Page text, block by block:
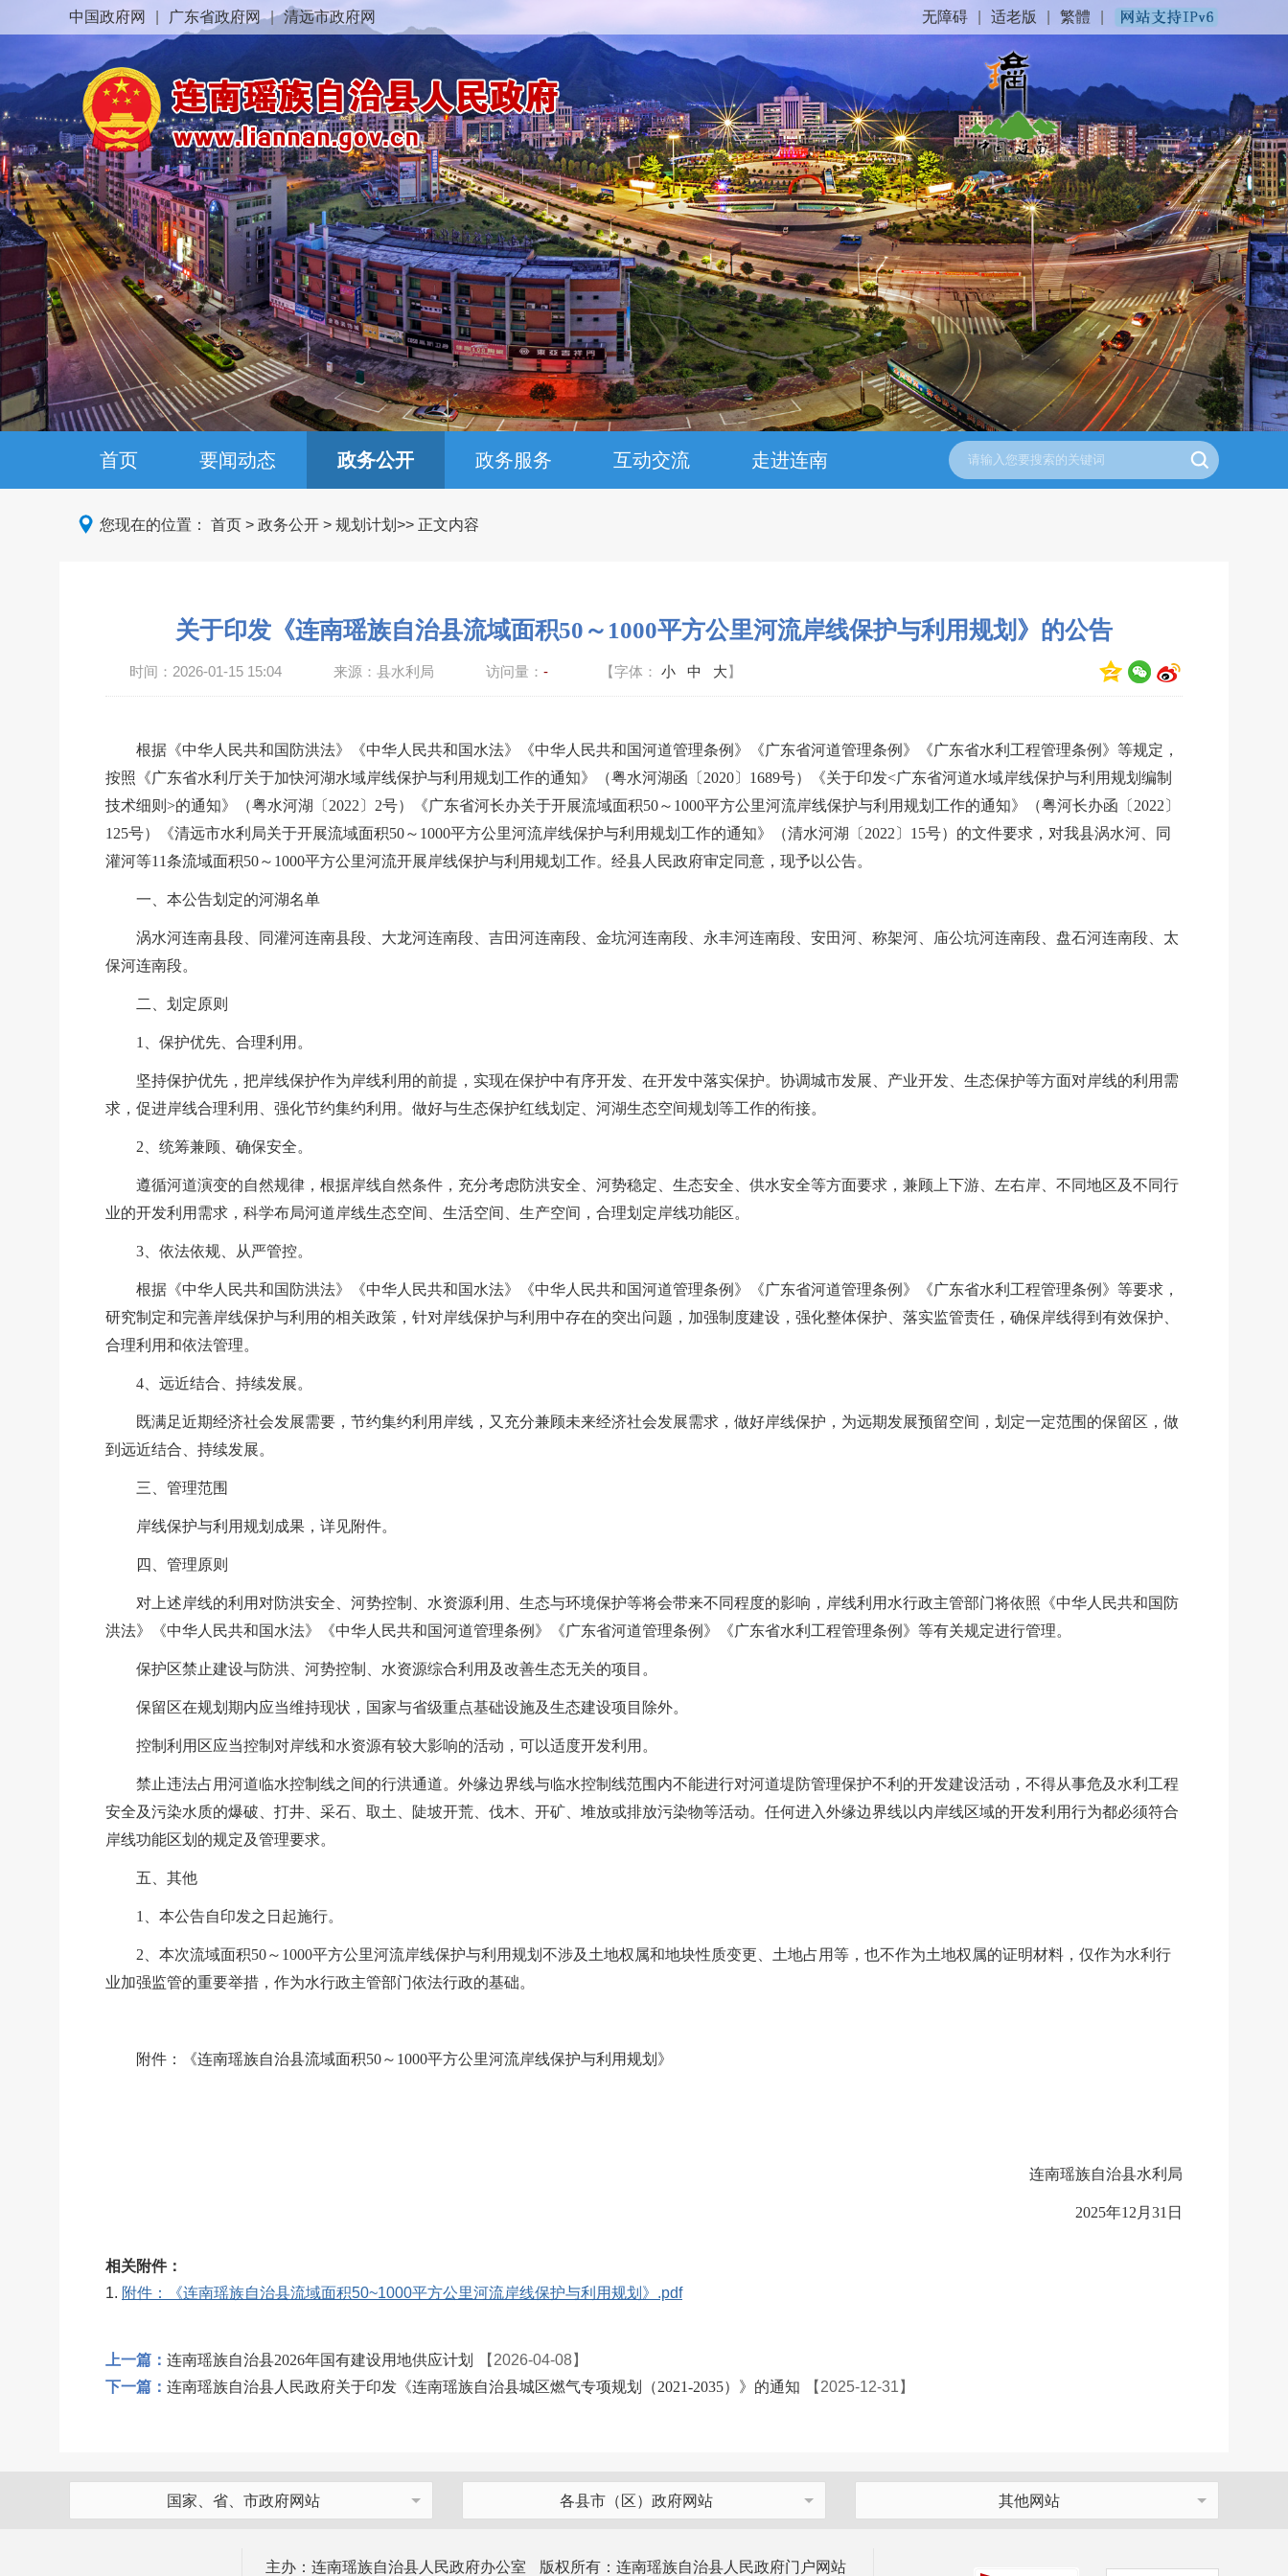
无障碍 适老版 繁體
中国政府网 广东省政府网 | 清远市政府网
首页 要闻动态 政务公开 政务服务 互动交流 走进连南
您现在的位置： 首页 > 政务公开 > 规划计划 >> 正文内容
关于印发《连南瑶族自治县流域面积50～1000平方公里河流岸线保护与利用规划》的公告
时间： 2026-01-15 15:04 来源：县水利局 访问量： - 【字体： 小 中 大】
根据《中华人民共和国防洪法》《中华人民共和国水法》《中华人民共和国河道管理条例》《广东省河道管理条例》《广东省水利工程管理条例》等规定，
按照《广东省水利厅关于加快河湖水域岸线保护与利用规划工作的通知》（粤水河湖函〔 2020〕1689号）《关于印发<广东省河道水域岸线保护与利用规划编制
技术细则>的通知》（粤水河湖〔2022〕2号）《广东省河长办关于开展流域面积50～1000平方公里河流岸线保护与利用规划工作的通知》（粤河长办函〔2022〕
125号）《清远市水利局关于开展流域面积50～1000平方公里河流岸线保护与利用规划工作的通知》（清水河湖〔2022〕15号）的文件要求，对我县涡水河、同
灌河等11条流域面积50～1000平方公里河流开展岸线保护与利用规划工作。经县人民政府审定同意，现予以公告。
一、本公告划定的河湖名单
涡水河连南县段 同灌河连南县段 大龙河连南段 吉田河连南段 金坑河连南段 永丰河连南段 安田河 称架河 庙公坑河连南段 盘石河连南段
太
保河连南段。
二、划定原则
1、保护优先、合理利用。
坚持保护优先，把岸线保护作为岸线利用的前提，实现在保护中有序开发、在开发中落实保护。协调城市发展、产业开发、生态保护等方面对岸线的利用需
求，促进岸线合理利用、强化节约集约利用。做好与生态保护红线划定、河湖生态空间规划等工作的衔接。
2、统筹兼顾、确保安全。
遵循河道演变的自然规律，根据岸线自然条件，充分考虑防洪安全、河势稳定、生态安全、供水安全等方面要求，兼顾上下游、左右岸、不同地区及不同行
业的开发利用需求，科学布局河道岸线生态空间、生活空间、生产空间，合理划定岸线功能区。
3、依法依规、从严管控。
根据《中华人民共和国防洪法》《中华人民共和国水法》《中华人民共和国河道管理条例》《广东省河道管理条例》《广东省水利工程管理条例》等要求，
研究制定和完善岸线保护与利用的相关政策 ， 针对岸线保护与利用中存在的突出问题，加强制度建设，强化整体保护、落实监管责任，确保岸线得到有效保护、
合理利用和依法管理。
4、远近结合、持续发展。
既满足近期经济社会发展需要，节约集约利用岸线，又充分兼顾未来经济社会发展需求，做好岸线保护，为远期发展预留空间，划定一定范围的保留区，做
到远近结合、持续发展。
三、管理范围
岸线保护与利用规划成果 ，详见附件。
四、管理原则
对上述岸线的利用对防洪安全、河势控制、水资源利用、生态与环境保护等将会带来不同程度的影响，岸线利用水行政主管部门将依照《中华人民共和国防
洪法》《中华人民共和国水法》《中华人民共和国河道管理条例》《广东省河道管理条例》《广东省水利工程管理条例》等有关规定进行管理。
保护区禁止建设与防洪、河势控制、水资源综合利用及改善生态无关的项目。
保留区在规划期内应当维持现状，国家与省级重点基础设施及生态建设项目除外。
控制利用区应当控制对岸线和水资源有较大影响的活动，可以适度开发利用。
禁止违法占用河道临水控制线之间的行洪通道。外缘边界线与临水控制线范围内不能进行对河道堤防管理保护不利的开发建设活动，不得从事危及水利工程
安全及污染水质的爆破、打井、采石、取土、陡坡开荒、伐木、开矿、堆放或排放污染物等活动。任何进入外缘边界线以内岸线区域的开发利用行为都必须符合
岸线功能区划的规定及管理要求。
五、其他
1、本公告自印发之日起施行。
2、本次流域面积50～1000平方公里河流岸线保护与利用规划不涉及土地权属和地块性质变更、土地占用等，也不作为土地权属的证明材料，仅作为水利行
业加强监管的重要举措，作为水行政主管部门依法行政的基础。
附件：《连南瑶族自治县流域面积50～1000平方公里河流岸线保护与利用规划》
连南瑶族自治县水利局
2025年12 月 31 日
相关附件：
1. 附件：《连南瑶族自治县流域面积50~1000平方公里河流岸线保护与利用规划》.pdf
上一篇： 连南瑶族自治县2026年国有建设用地供应计划
【2026-04-08】
下一篇： 连南瑶族自治县人民政府关于印发《连南瑶族自治县城区燃气专项规划（2021-2035）》的通知 【2025-12-31】
国家、省、市政府网站 各县市（区）政府网站 其他网站
主办：连南瑶族自治县人民政府办公室 版权所有：连南瑶族自治县人民政府门户网站